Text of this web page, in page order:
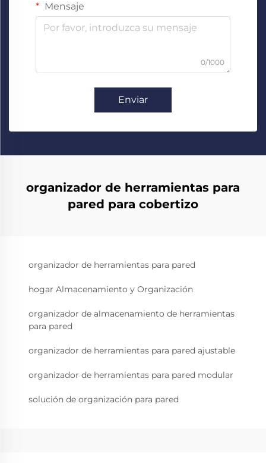
Mensaje
0/1000
Enviar
organizador de herramientas para
pared para cobertizo
organizador de herramientas para pared
hogar Almacenamiento y Organización
organizador de almacenamiento de herramientas
para pared
organizador de herramientas para pared ajustable
organizador de herramientas para pared modular
solución de organización para pared